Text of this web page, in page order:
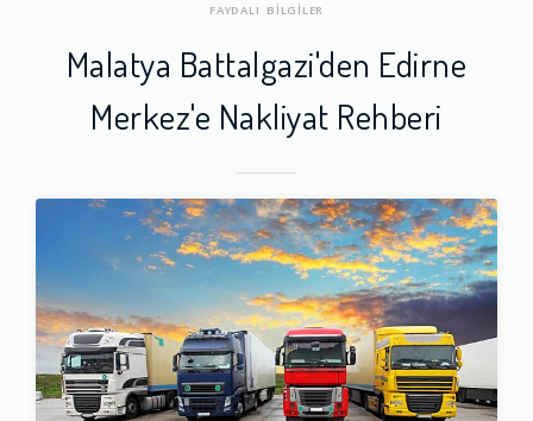
FAYDALI BİLGİLER
Malatya Battalgazi'den Edirne
Merkez'e Nakliyat Rehberi